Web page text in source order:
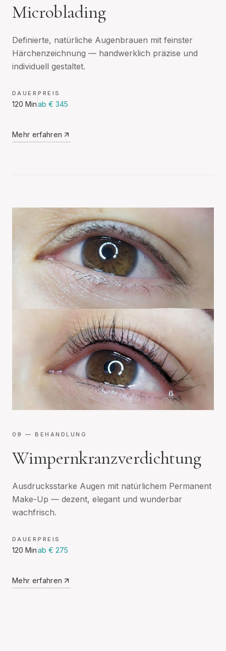
Microblading
Definierte, natürliche Augenbrauen mit feinster
Härchenzeichnung — handwerklich präzise und
individuell gestaltet.
DAUER
120 Min
PREIS
ab € 345
Mehr erfahren
09 — BEHANDLUNG
Wimpernkranzverdichtung
Ausdrucksstarke Augen mit natürlichem Permanent
Make-Up — dezent, elegant und wunderbar
wachfrisch.
DAUER
120 Min
PREIS
ab € 275
Mehr erfahren